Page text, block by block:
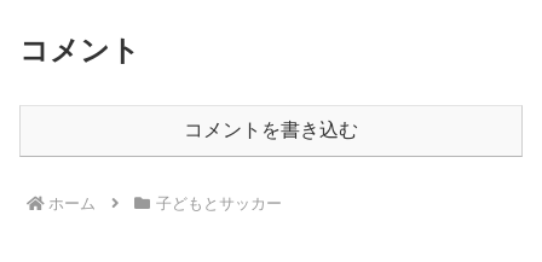
コメント
コメントを書き込む
ホーム 子どもとサッカー